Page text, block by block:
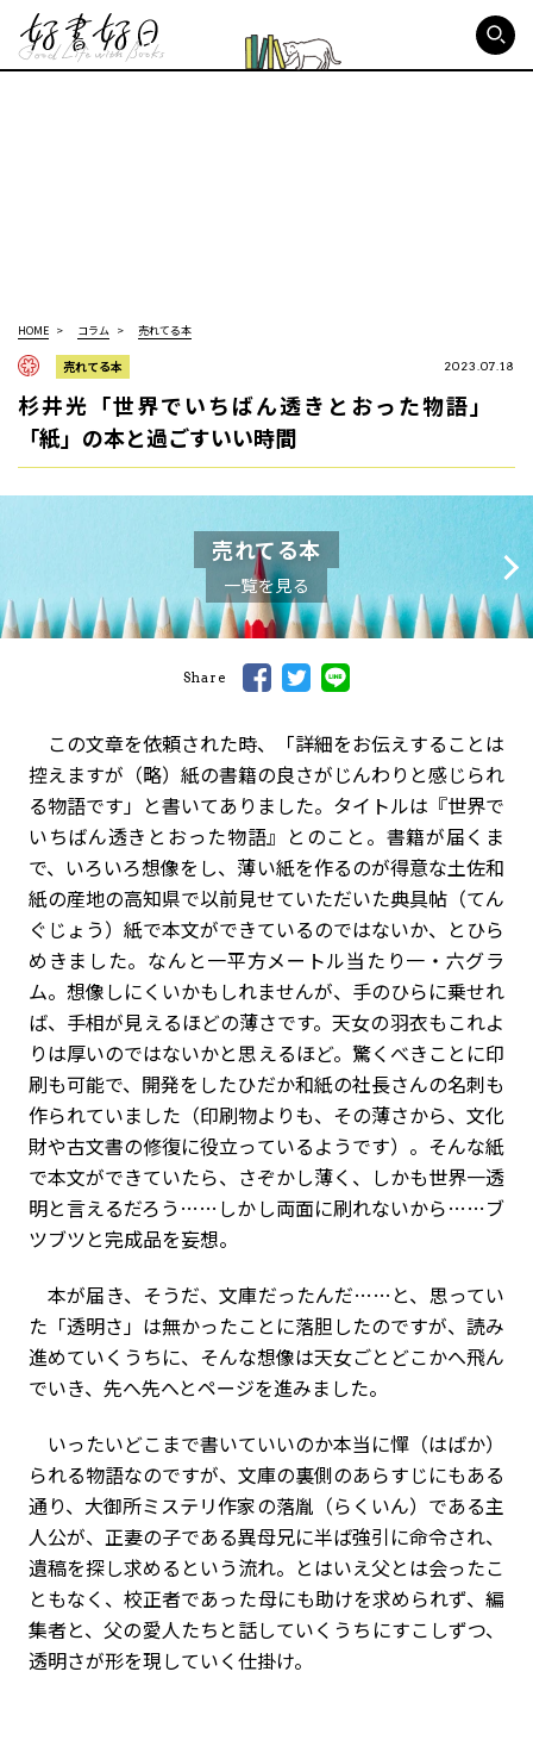
HOME コラム 売れてる本
売れてる本 2023.07.18
杉井光「世界でいちばん透きとおった物語」
「紙」の本と過ごすいい時間
売れてる本
一覧を見る
Share
この文章を依頼された時、「詳細をお伝えすることは
控えますが（略）紙の書籍の良さがじんわりと感じられ
る物語です」と書いてありました。タイトルは『世界で
いちばん透きとおった物語』とのこと。書籍が届くま
で、いろいろ想像をし、薄い紙を作るのが得意な土佐和
紙の産地の高知県で以前見せていただいた典具帖（てん
ぐじょう）紙で本文ができているのではないか、とひら
めきました。なんと一平方メートル当たり一・六グラ
ム。想像しにくいかもしれませんが、手のひらに乗せれ
ば、手相が見えるほどの薄さです。天女の羽衣もこれよ
りは厚いのではないかと思えるほど。驚くべきことに印
刷も可能で、開発をしたひだか和紙の社長さんの名刺も
作られていました（印刷物よりも、その薄さから、文化
財や古文書の修復に役立っているようです）。そんな紙
で本文ができていたら、さぞかし薄く、しかも世界一透
明と言えるだろう……しかし両面に刷れないから……ブ
ツブツと完成品を妄想。
本が届き、そうだ、文庫だったんだ……と、思ってい
た「透明さ」は無かったことに落胆したのですが、読み
進めていくうちに、そんな想像は天女ごとどこかへ飛ん
でいき、先へ先へとページを進みました。
いったいどこまで書いていいのか本当に憚（はばか）
られる物語なのですが、文庫の裏側のあらすじにもある
通り、大御所ミステリ作家の落胤（らくいん）である主
人公が、正妻の子である異母兄に半ば強引に命令され、
遺稿を探し求めるという流れ。とはいえ父とは会ったこ
ともなく、校正者であった母にも助けを求められず、編
集者と、父の愛人たちと話していくうちにすこしずつ、
透明さが形を現していく仕掛け。